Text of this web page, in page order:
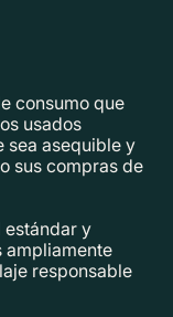
consumo que
usados
sea asequible y
sus compras de
estándar y
ampliamente
responsable